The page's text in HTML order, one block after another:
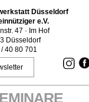
Düsseldorf
e.V.
47 · Im Hof
Düsseldorf
40 80 701